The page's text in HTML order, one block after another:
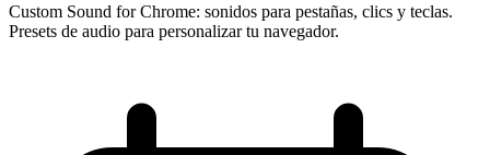
Custom Sound for Chrome: sonidos para pestañas, clics y teclas.
Presets de audio para personalizar tu navegador.